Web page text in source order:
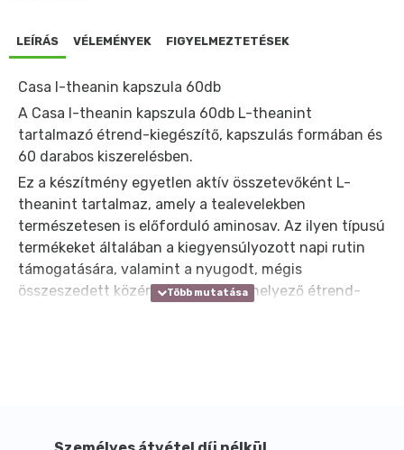
LEÍRÁS VÉLEMÉNYEK FIGYELMEZTETÉSEK
Casa l-theanin kapszula 60db
A Casa l-theanin kapszula 60db L-theanint
tartalmazó étrend-kiegészítő, kapszulás formában és
60 darabos kiszerelésben.
Ez a készítmény egyetlen aktív összetevőként L-
theanint tartalmaz, amely a tealevelekben
természetesen is előforduló aminosav. Az ilyen típusú
termékeket általában a kiegyensúlyozott napi rutin
támogatására, valamint a nyugodt, mégis
összeszedett közérzetet előtérbe helyező étrend-
többhetes használatra elegendő mennyiséget